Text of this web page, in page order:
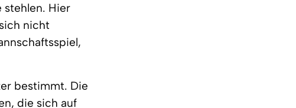
stehlen. Hier
nicht
bestimmt. Die
die sich auf